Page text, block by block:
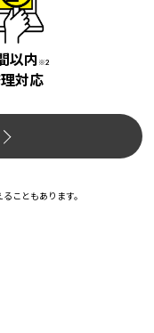
以内 ※2
対応
こともあります。